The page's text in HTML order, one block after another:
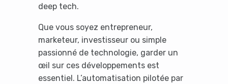
deep tech.
Que vous soyez entrepreneur,
marketeur, investisseur ou simple
passionné de technologie, garder un
œil sur ces développements est
essentiel. L’automatisation pilotée par